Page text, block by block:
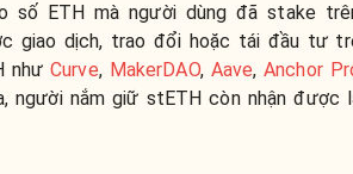
số ETH mà người dùng đã stake
giao dịch, trao đổi hoặc tái đầu tư
như Curve, MakerDAO, Aave,Anchor
người nắm giữ stETH còn nhận được